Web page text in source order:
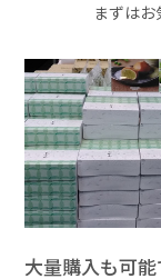
まずはお
大量購入も可